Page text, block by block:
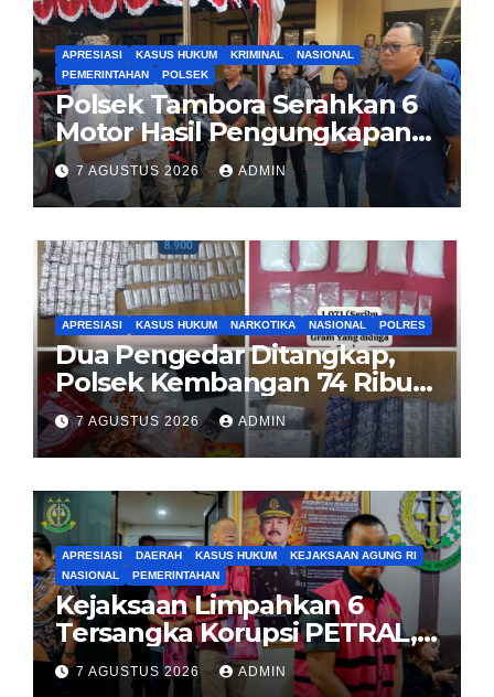
APRESIASI KASUS HUKUM KRIMINAL
NASIONAL
PEMERINTAHAN
POLSEK
Polsek Tambora Serahkan 6
Motor Hasil Pengungkapan
Kasus Curanmor Kepada
Pemilik Yang sah
7 AGUSTUS 2026 ADMIN
APRESIASI KASUS HUKUM NARKOTIKA NASIONAL POLRES
Dua Pengedar Ditangkap,
Polsek Kembangan 74 Ribu
Obat Keras, Sabu Hingga
Puluhan Vape Etomidate
Diamankan
7 AGUSTUS 2026 ADMIN
APRESIASI DAERAH KASUS HUKUM
KEJAKSAAN AGUNG RI
NASIONAL
PEMERINTAHAN
Kejaksaan Limpahkan 6
Tersangka Korupsi PETRAL,
PES dan ISC ke PN Tipikor
Jakarta Pusat
7 AGUSTUS 2026 ADMIN